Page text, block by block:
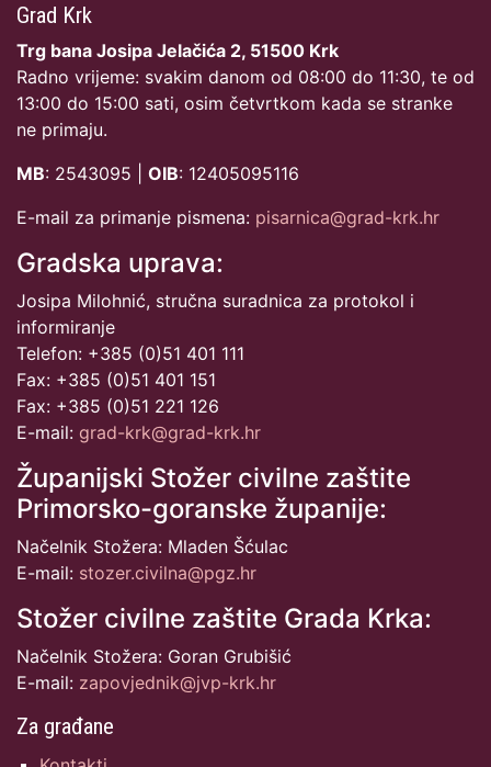
Grad Krk
Trg bana Josipa Jelačića 2, 51500 Krk
Radno vrijeme: svakim danom od 08:00 do 11:30, te od
13:00 do 15:00 sati, osim četvrtkom kada se stranke
ne primaju.
MB: 2543095 | OIB: 12405095116
E-mail za primanje pismena: pisarnica@grad-krk.hr
Gradska uprava:
Josipa Milohnić, stručna suradnica za protokol i
informiranje
Telefon: +385 (0)51 401 111
Fax: +385 (0)51 401 151
Fax: +385 (0)51 221 126
E-mail: grad-krk@grad-krk.hr
Županijski Stožer civilne zaštite
Primorsko-goranske županije:
Načelnik Stožera: Mladen Šćulac
E-mail: stozer.civilna@pgz.hr
Stožer civilne zaštite Grada Krka:
Načelnik Stožera: Goran Grubišić
E-mail: zapovjednik@jvp-krk.hr
Za građane